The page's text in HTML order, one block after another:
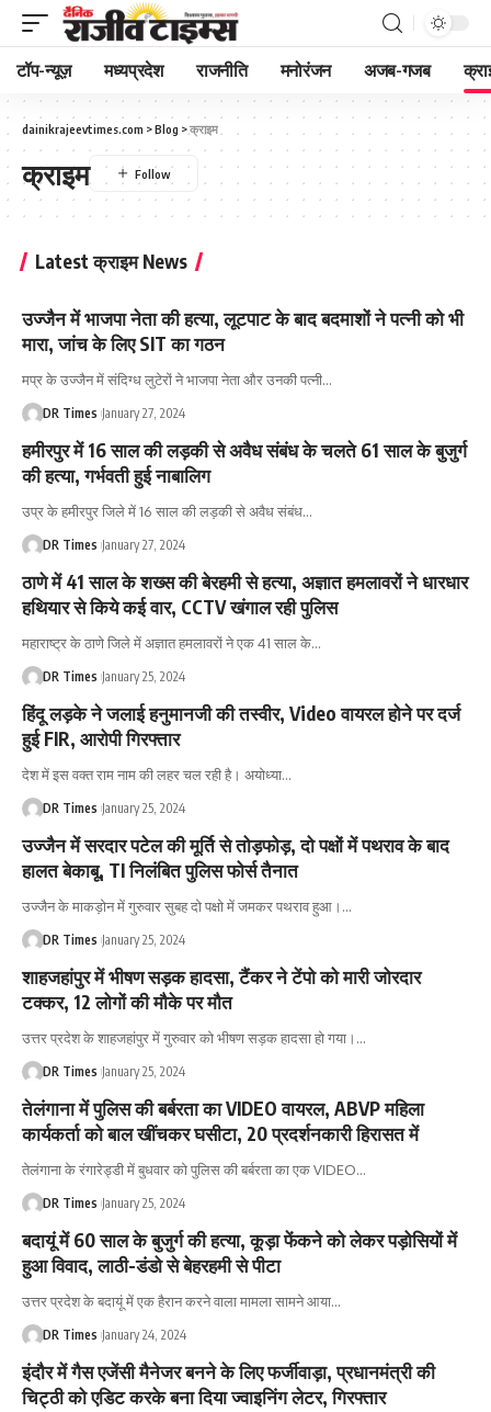
टॉप-न्यूज़ मध्यप्रदेश राजनीति मनोरंजन अजब-गजब
dainikrajeevtimes.com >Blog >क्राइम
क्राइम
Latest क्राइम News
उज्जैन में भाजपा नेता की हत्या, लूटपाट के बाद बदमाशों ने पत्नी को भी
मारा, जांच के लिए SIT का गठन
मप्र के उज्जैन में संदिग्ध लुटेरों ने भाजपा नेता और उनकी पत्नी…
DR Times January 27, 2024
हमीरपुर में 16 साल की लड़की से अवैध संबंध के चलते 61 साल के बुजुर्ग
की हत्या, गर्भवती हुई नाबालिग
उप्र के हमीरपुर जिले में 16 साल की लड़की से अवैध संबंध…
DR Times January 27, 2024
ठाणे में 41 साल के शख्स की बेरहमी से हत्या, अज्ञात हमलावरों ने धारधार
हथियार से किये कई वार, CCTV खंगाल रही पुलिस
महाराष्ट्र के ठाणे जिले में अज्ञात हमलावरों ने एक 41 साल के…
DR Times January 25, 2024
हिंदू लड़के ने जलाई हनुमानजी की तस्वीर, Video वायरल होने पर दर्ज
हुई FIR, आरोपी गिरफ्तार
देश में इस वक्त राम नाम की लहर चल रही है। अयोध्या…
DR Times January 25, 2024
उज्जैन में सरदार पटेल की मूर्ति से तोड़फोड़, दो पक्षों में पथराव के बाद
हालत बेकाबू, TI निलंबित पुलिस फोर्स तैनात
उज्जैन के माकड़ोन में गुरुवार सुबह दो पक्षो में जमकर पथराव हुआ। …
DR Times January 25, 2024
शाहजहांपुर में भीषण सड़क हादसा, टैंकर ने टेंपो को मारी जोरदार
टक्कर, 12 लोगों की मौके पर मौत
उत्तर प्रदेश के शाहजहांपुर में गुरुवार को भीषण सड़क हादसा हो गया। …
DR Times January 25, 2024
तेलंगाना में पुलिस की बर्बरता का VIDEO वायरल, ABVP महिला
कार्यकर्ता को बाल खींचकर घसीटा, 20 प्रदर्शनकारी हिरासत में
तेलंगाना के रंगारेड्डी में बुधवार को पुलिस की बर्बरता का एक VIDEO…
DR Times January 25, 2024
बदायूं में 60 साल के बुजुर्ग की हत्या, कूड़ा फेंकने को लेकर पड़ोसियों में
हुआ विवाद, लाठी-डंडो से बेहरहमी से पीटा
उत्तर प्रदेश के बदायूं में एक हैरान करने वाला मामला सामने आया…
DR Times January 24, 2024
इंदौर में गैस एजेंसी मैनेजर बनने के लिए फर्जीवाड़ा, प्रधानमंत्री की
चिट्ठी को एडिट करके बना दिया ज्वाइनिंग लेटर, गिरफ्तार